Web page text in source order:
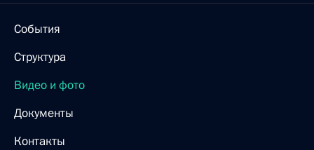
События
Структура
Видео и фото
Документы
Контакты